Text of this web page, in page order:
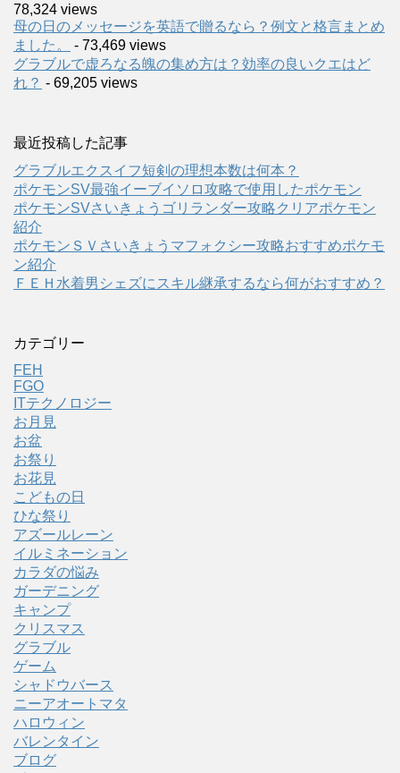
78,324 views
母の日のメッセージを英語で贈るなら？例文と格言まとめ
ました。
- 73,469 views
グラブルで虚ろなる魄の集め方は？効率の良いクエはど
れ？ - 69,205 views
最近投稿した記事
グラブルエクスイフ短剣の理想本数は何本？
ポケモンSV最強イーブイソロ攻略で使用したポケモン
ポケモンSVさいきょうゴリランダー攻略クリアポケモン
紹介
ポケモンＳＶさいきょうマフォクシー攻略おすすめポケモ
ン紹介
ＦＥＨ水着男シェズにスキル継承するなら何がおすすめ？
カテゴリー
FEH
FGO
ITテクノロジー
お月見
お盆
お祭り
お花見
こどもの日
ひな祭り
アズールレーン
イルミネーション
カラダの悩み
ガーデニング
キャンプ
クリスマス
グラブル
ゲーム
シャドウバース
ニーアオートマタ
ハロウィン
バレンタイン
ブログ